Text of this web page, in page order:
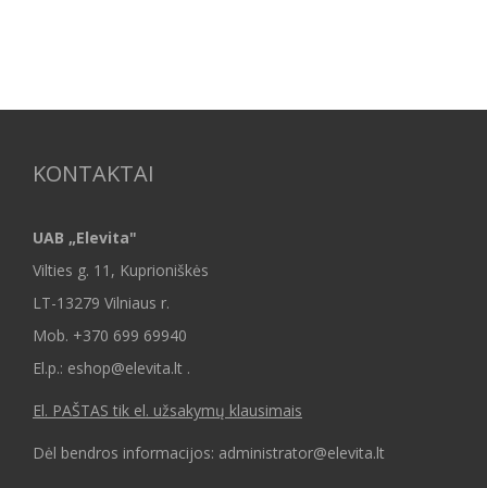
KONTAKTAI
UAB „Elevita"
Vilties g. 11, Kuprioniškės
LT-13279 Vilniaus r.
Mob. +370 699 69940
El.p.: eshop@elevita.lt .
El. PAŠTAS tik el. užsakymų klausimais
Dėl bendros informacijos: administrator@elevita.lt